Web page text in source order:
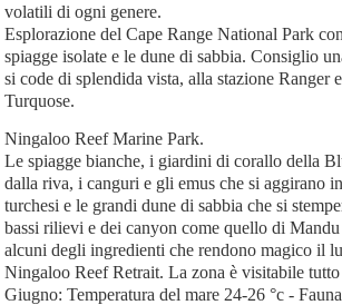
volatili di ogni genere.
Esplorazione del Cape Range National Park
spiagge isolate e le dune di sabbia. Consiglio
si code di splendida vista, alla stazione Ranger
Turquose.
Ningaloo Reef Marine Park.
Le spiagge bianche, i giardini di corallo della
dalla riva, i canguri e gli emus che si aggirano
turchesi e le grandi dune di sabbia che si
bassi rilievi e dei canyon come quello di
alcuni degli ingredienti che rendono magico il
Ningaloo Reef Retrait. La zona è visitabile
Giugno: Temperatura del mare 24-26 °c -